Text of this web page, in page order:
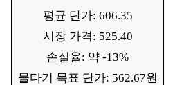
평균 단가: 606.35
시장 가격: 525.40
손실율: 약 -13%
물타기 목표 단가: 562.67원